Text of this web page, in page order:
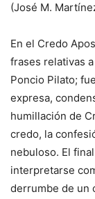
(José M.
En el Credo
frases relativas
Poncio Pilato;
expresa,
humillación de
credo, la
nebuloso. El
interpretarse
derrumbe de un